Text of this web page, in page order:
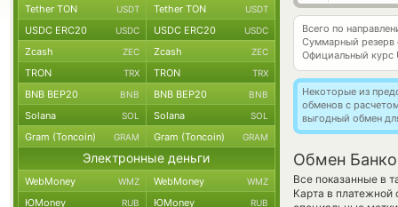
Всего по
Суммарный резерв
Официальный курс
Некоторые из
обменов с
выгодный обмен
Обмен
Все показанные в
Карта в
Tether TON USDT Tether TON USDT
USDC ERC20 USDC USDC ERC20 USDC
Zcash ZEC Zcash ZEC
TRON TRX TRON TRX
BNB BEP20 BNB BNB BEP20 BNB
Solana SOL Solana SOL
Gram (Toncoin) GRAM Gram (Toncoin) GRAM
Электронные деньги
WebMoney WMZ WebMoney WMZ
ЮMoney RUB ЮMoney RUB